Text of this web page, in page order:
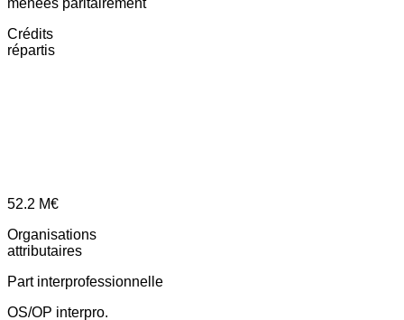
menées paritairement
Crédits
répartis
52.2 M€
Organisations
attributaires
Part interprofessionnelle
OS/OP interpro.